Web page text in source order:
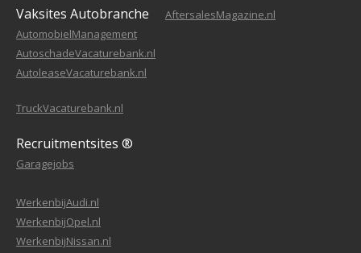
Vaksites Autobranche
AftersalesMagazine.nl
AutomobielManagement
AutoschadeVacaturebank.nl
AutoleaseVacaturebank.nl
TruckVacaturebank.nl
Recruitmentsites ®
Garagejobs
WerkenbijAudi.nl
WerkenbijOpel.nl
WerkenbijNissan.nl